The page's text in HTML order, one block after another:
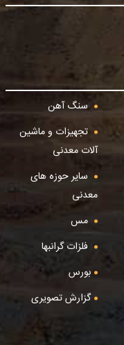
سنگ آهن
تجهیزات و ماشین
آلات معدنی
سایر حوزه های
معدنی
مس
فلزات گرانبها
بورس
گزارش تصویری